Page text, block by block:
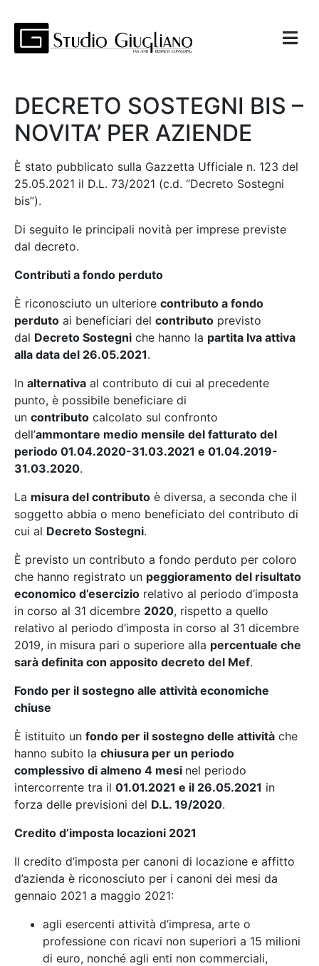
DECRETO SOSTEGNI BIS –
NOVITA’ PER AZIENDE
È stato pubblicato sulla Gazzetta Ufficiale n. 123 del
25.05.2021 il D.L. 73/2021 (c.d. “Decreto Sostegni
bis”).
Di seguito le principali novità per imprese previste
dal decreto.
Contributi a fondo perduto
È riconosciuto un ulteriore contributo a fondo
perduto ai beneficiari del contributo previsto
dal Decreto Sostegni che hanno la partita Iva attiva
alla data del 26.05.2021.
In alternativa al contributo di cui al precedente
punto, è possibile beneficiare di
un contributo calcolato sul confronto
dell’ammontare medio mensile del fatturato del
periodo 01.04.2020-31.03.2021 e 01.04.2019-
31.03.2020.
La misura del contributo è diversa, a seconda che il
soggetto abbia o meno beneficiato del contributo di
cui al Decreto Sostegni.
È previsto un contributo a fondo perduto per coloro
che hanno registrato un peggioramento del risultato
economico d’esercizio relativo al periodo d’imposta
in corso al 31 dicembre 2020, rispetto a quello
relativo al periodo d’imposta in corso al 31 dicembre
2019, in misura pari o superiore alla percentuale che
sarà definita con apposito decreto del Mef.
Fondo per il sostegno alle attività economiche
chiuse
È istituito un fondo per il sostegno delle attività che
hanno subito la chiusura per un periodo
complessivo di almeno 4 mesi nel periodo
intercorrente tra il 01.01.2021 e il 26.05.2021 in
forza delle previsioni del D.L. 19/2020.
Credito d’imposta locazioni 2021
Il credito d’imposta per canoni di locazione e affitto
d’azienda è riconosciuto per i canoni dei mesi da
gennaio 2021 a maggio 2021:
agli esercenti attività d’impresa, arte o
professione con ricavi non superiori a 15 milioni
di euro, nonché agli enti non commerciali,